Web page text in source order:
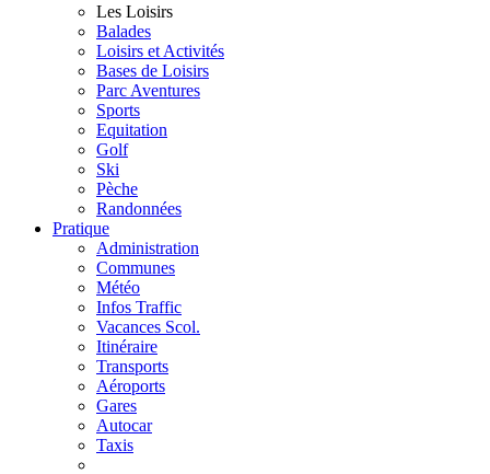
Les Loisirs
Balades
Loisirs et Activités
Bases de Loisirs
Parc Aventures
Sports
Equitation
Golf
Ski
Pèche
Randonnées
Pratique
Administration
Communes
Météo
Infos Traffic
Vacances Scol.
Itinéraire
Transports
Aéroports
Gares
Autocar
Taxis